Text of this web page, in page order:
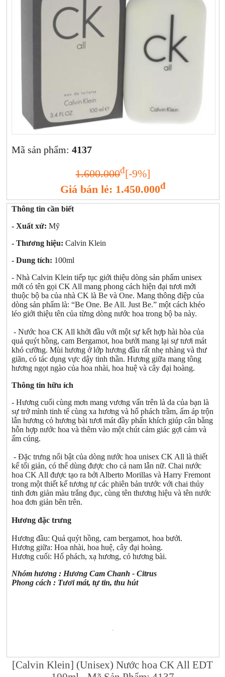
Xịt khoáng
Sữa rửa mặt | Tẩy trang | Lột mụn
Nước hoa hồng | Toner
Cushion | BB cream | CC cream
Giảm cân | Tăng cân
Sp chăm sóc da khác
Mã sản phẩm:4137
1.600.000đ[-9%]
Giá bán lẻ: 1.450.000đ
Thông tin cần biết
- Xuất xứ: Mỹ
- Thương hiệu:Calvin Klein
- Dung tích: 100ml
- Nhà Calvin Klein tiếp tục giới thiệu dòng sản phẩm unisex
mới có tên gọi CK All mang phong cách hiện đại tươi mới
thuộc bộ ba của nhà CK là Be và One. Mang thông điệp của
dòng sản phẩm là: “Be One. Be All. Just Be.” một cách khéo
léo giới thiệu tên của từng dòng nước hoa trong bộ ba này.
- Nước hoa CK All khởi đầu với một sự kết hợp hài hòa của
quả quýt hồng, cam Bergamot, hoa bưởi mang lại sự tươi mát
khó cưỡng. Mùi hương ở lớp hương đầu rất nhẹ nhàng và thư
giãn, có tác dụng vực dậy tinh thần. Hương giữa mang tông
hương ngọt ngào của hoa nhài, hoa huệ và cây đại hoàng.
Thông tin hữu ích
- Hương cuối cùng mơn mang vương vấn trên là da của bạn là
sự trở mình tinh tế cùng xa hương và hổ phách trầm, ấm áp trộn
lẫn hương cỏ hương bài tươi mát đầy phấn khích giúp cân bằng
hỗn hợp nước hoa và thêm vào một chút cảm giác gợi cảm và
ấm cúng.
- Đặc trưng nổi bật của dòng nước hoa unisex CK All là thiết
kế tối giản, có thể dùng được cho cả nam lẫn nữ. Chai nước
hoa CK All được tạo ra bởi Alberto Morillas và Harry Fremont
trong một thiết kế tương tự các phiên bản trước với chai thủy
tinh đơn giản màu trắng đục, cùng tên thương hiệu và tên nước
hoa đơn giản bên trên.
Hương đặc trưng
Hương đầu: Quả quýt hồng, cam bergamot, hoa bưởi.
Hương giữa: Hoa nhài, hoa huệ, cây đại hoàng.
Hương cuối: Hổ phách, xạ hương, cỏ hương bài.
Nhóm hương : Hương Cam Chanh - Citrus
Phong cách : Tươi mát, tự tin, thu hút
[Calvin Klein] (Unisex) Nước hoa CK All EDT